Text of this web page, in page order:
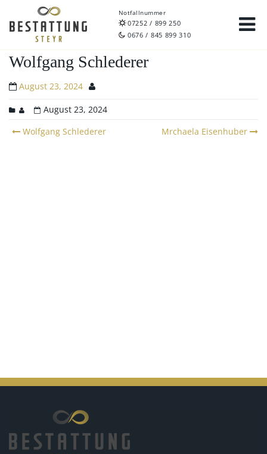
Notfallnummer
07252 / 899 250
0676 / 845 899 310
Wolfgang Schlederer
August 23, 2024
August 23, 2024
Post
Wolfgang Schlederer Mrchaela Eisenhuber